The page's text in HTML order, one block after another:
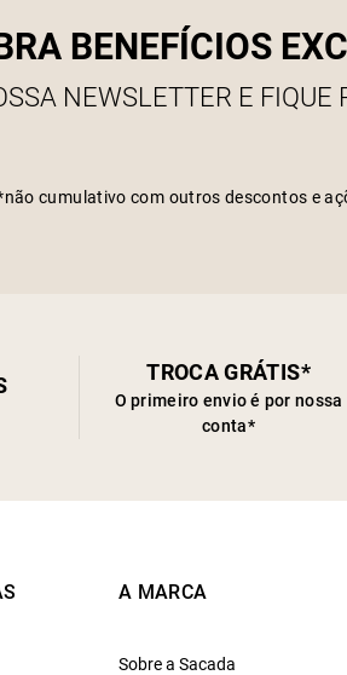
BENEFÍCIOS
NEWSLETTER E FIQUE
cumulativo com outros descontos e
TROCA GRÁTIS*
O primeiro envio é por nossa
conta*
A MARCA
Sobre a Sacada